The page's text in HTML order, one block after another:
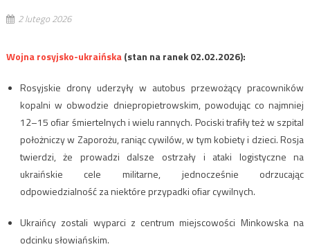
2 lutego 2026
Wojna rosyjsko-ukraińska(stan na ranek 02.02.2026):
Rosyjskie drony uderzyły w autobus przewożący pracowników
kopalni w obwodzie dniepropietrowskim, powodując co najmniej
12–15 ofiar śmiertelnych i wielu rannych. Pociski trafiły też w szpital
położniczy w Zaporożu, raniąc cywilów, w tym kobiety i dzieci. Rosja
twierdzi, że prowadzi dalsze ostrzały i ataki logistyczne na
ukraińskie cele militarne, jednocześnie odrzucając
odpowiedzialność za niektóre przypadki ofiar cywilnych.
Ukraińcy zostali wyparci z centrum miejscowości Minkowska na
odcinku słowiańskim.